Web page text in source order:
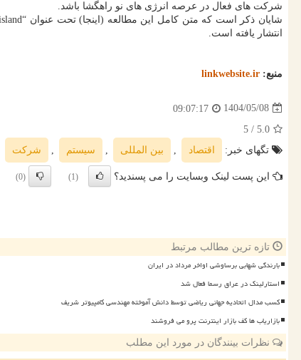
شرکت های فعال در عرصه انرژی های نو راهگشا باشد.
انتشار یافته است.
منبع: linkwebsite.ir
1404/05/08
09:07:17
5.0
/ 5
تگهای خبر:
اقتصاد , بین المللی , سیستم , شركت
این پست لینک وبسایت را می پسندید؟ (1)
(0)
تازه ترین مطالب مرتبط
بارندگی شهابی برساوشی اواخر مرداد در ایران
استارلینک در عراق رسما فعال شد
کسب مدال اتحادیه جهانی ریاضی توسط دانش آموخته مهندسی کامپیوتر شریف
بازاریاب ها کف بازار اینترنت پرو می فروشند
نظرات بینندگان در مورد این مطلب